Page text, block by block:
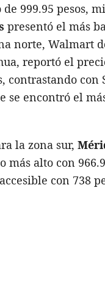
999.95 pesos,
presentó el más
norte, Walmart
reportó el
contrastando con
se encontró el
la zona sur,
más alto con
con 738